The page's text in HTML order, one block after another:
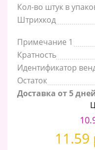
Кол-во штук в
Штрихкод
Примечание 1
Кратность
Идентификатор
Остаток
Доставка от 5
11.59